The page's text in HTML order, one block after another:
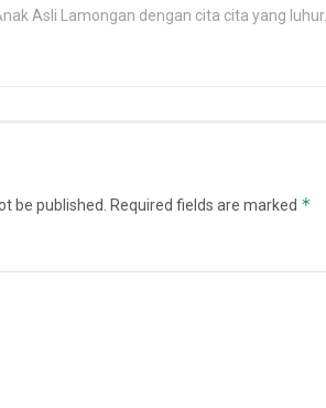
Asli Lamongan dengan cita cita yang luhur.
be published. Required fields are marked *